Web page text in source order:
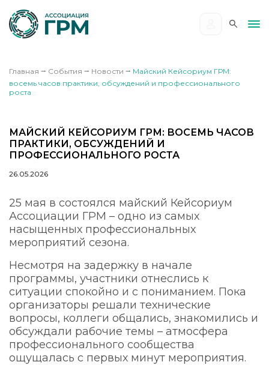
Главная ⭢ События ⭢ Новости ⭢ Майский Кейсориум ГРМ:
восемь часов практики, обсуждений и профессионального
роста
МАЙСКИЙ КЕЙСОРИУМ ГРМ: ВОСЕМЬ ЧАСОВ
ПРАКТИКИ, ОБСУЖДЕНИЙ И
ПРОФЕССИОНАЛЬНОГО РОСТА
26.05.2026
25 мая в состоялся майский Кейсориум
Ассоциации ГРМ – одно из самых
насыщенных профессиональных
мероприятий сезона.
Несмотря на задержку в начале
программы, участники отнеслись к
ситуации спокойно и с пониманием. Пока
организаторы решали технические
вопросы, коллеги общались, знакомились и
обсуждали рабочие темы – атмосфера
профессионального сообщества
ощущалась с первых минут мероприятия.